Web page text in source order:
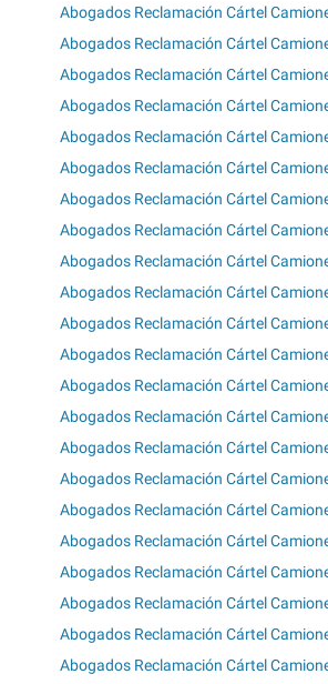
Abogados Reclamación Cártel
Abogados Reclamación Cártel
Abogados Reclamación Cártel
Abogados Reclamación Cártel
Abogados Reclamación Cártel
Abogados Reclamación Cártel
Abogados Reclamación Cártel
Abogados Reclamación Cártel
Abogados Reclamación Cártel
Abogados Reclamación Cártel
Abogados Reclamación Cártel
Abogados Reclamación Cártel
Abogados Reclamación Cártel
Abogados Reclamación Cártel
Abogados Reclamación Cártel
Abogados Reclamación Cártel
Abogados Reclamación Cártel
Abogados Reclamación Cártel
Abogados Reclamación Cártel
Abogados Reclamación Cártel
Abogados Reclamación Cártel
Abogados Reclamación Cártel